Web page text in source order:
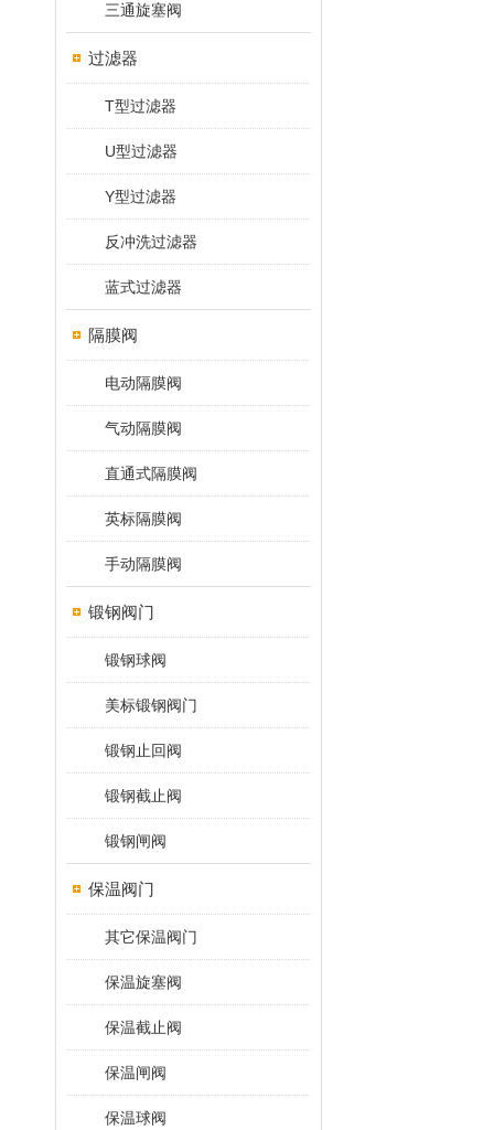
三通旋塞阀
过滤器
T型过滤器
U型过滤器
Y型过滤器
反冲洗过滤器
蓝式过滤器
隔膜阀
电动隔膜阀
气动隔膜阀
直通式隔膜阀
英标隔膜阀
手动隔膜阀
锻钢阀门
锻钢球阀
美标锻钢阀门
锻钢止回阀
锻钢截止阀
锻钢闸阀
保温阀门
其它保温阀门
保温旋塞阀
保温截止阀
保温闸阀
保温球阀